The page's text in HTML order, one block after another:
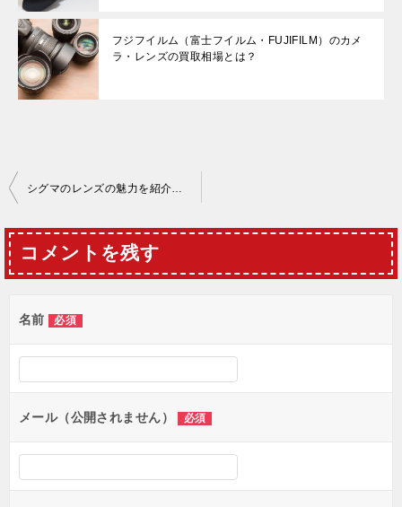
フジフイルム（富士フイルム・FUJIFILM）のカメ
ラ・レンズの買取相場とは？
投
ナ
ビ
シ
ン
シグマのレンズの魅力を紹介！買取相場はどのくらい？
コメントを残す
名前 必須
メール（公開されません） 必須